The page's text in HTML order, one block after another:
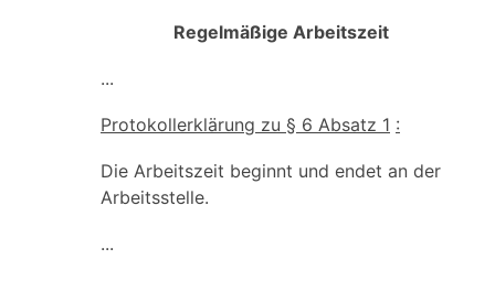
Regelmäßige Arbeitszeit
...
Protokollerklärung zu § 6 Absatz 1 :
Die Arbeitszeit beginnt und endet an der
Arbeitsstelle.
...